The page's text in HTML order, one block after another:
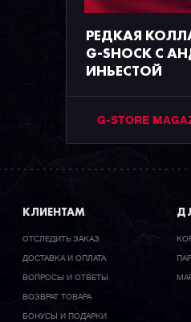
РЕДКАЯ
G-SHOCK С
ИНЬЕСТОЙ
G-STORE
КЛИЕНТАМ
ОТСЛЕДИТЬ ЗАКАЗ
ДОСТАВКА И ОПЛАТА
ВОПРОСЫ И ОТВЕТЫ
ВОЗВРАТ ТОВАРА
БОНУСЫ И ПОДАРКИ